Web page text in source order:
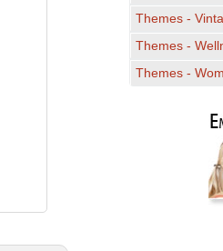
Themes -
Themes -
Themes -